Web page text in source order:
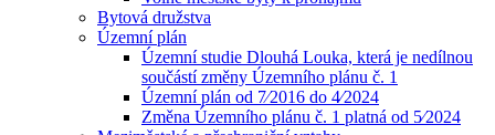
Bytová družstva
Územní plán
Územní studie Dlouhá Louka, která je nedílnou
součástí změny Územního plánu č. 1
Územní plán od 7⁄2016 do 4⁄2024
Změna Územního plánu č. 1 platná od 5⁄2024